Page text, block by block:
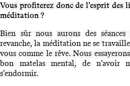
Vous profiterez donc de l’esprit
méditation ?
Bien sûr nous aurons des
revanche, la méditation ne se
vous comme le rêve. Nous
bon matelas mental, de
s’endormir.